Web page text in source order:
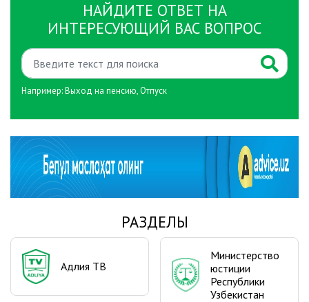
НАЙДИТЕ ОТВЕТ НА
ИНТЕРЕСУЮЩИЙ ВАС ВОПРОС
Например:Выход на пенсию,Отпуск
РАЗДЕЛЫ
Адлия ТВ
Министерство
юстиции
Республики
Узбекистан